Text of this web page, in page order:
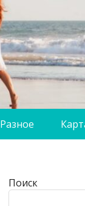
Разное
Поиск